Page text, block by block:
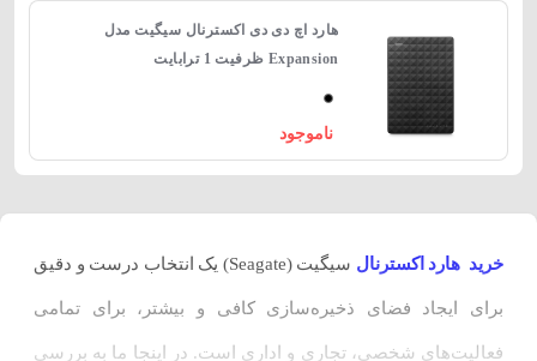
هارد اچ دی دی اکسترنال سیگیت مدل
Expansion ظرفیت 1 ترابایت
ناموجود
خرید هارد اکسترنال سیگیت (Seagate) یک انتخاب درست و دقیق
برای ایجاد فضای ذخیره‌سازی کافی و بیشتر، برای تمامی
فعالیت‌‌های شخصی، تجاری و اداری است. در اینجا ما به بررسی